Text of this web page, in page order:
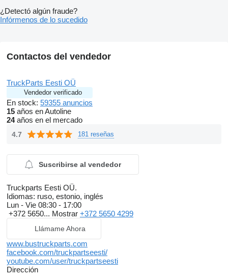
¿Detectó algún fraude?
Infórmenos de lo sucedido
Contactos del vendedor
TruckParts Eesti OÜ
Vendedor verificado
En stock: 59355 anuncios
15 años en Autoline
24años en el mercado
4.7 181 reseñas
Suscribirse al vendedor
Truckparts Eesti OÜ.
Idiomas: ruso, estonio, inglés
Lun - Vie 08:30 - 17:00
+372 5650... Mostrar +372 5650 4299
Llámame Ahora
www.bustruckparts.com
facebook.com/truckpartseesti/
youtube.com/user/truckpartseesti
Dirección